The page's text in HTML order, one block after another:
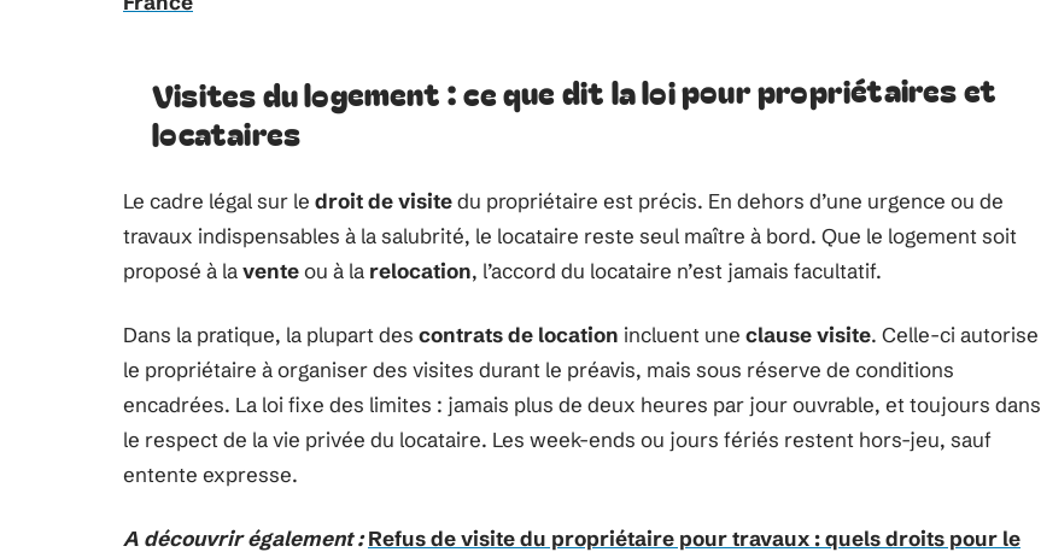
Visites du logement : ce que dit la loi pour propriétaires et
locataires
Le cadre légal sur le droit de visitedu propriétaire est précis. En dehors d’une urgence ou de
travaux indispensables à la salubrité, le locataire reste seul maître à bord. Que le logement soit
proposé à laventeou à la relocation, l’accord du locataire n’est jamais facultatif.
Dans la pratique, la plupart des contrats de location incluent une clause visite. Celle-ci autorise
le propriétaire à organiser des visites durant le préavis, mais sous réserve de conditions
encadrées. La loi fixe des limites : jamais plus de deux heures par jour ouvrable, et toujours dans
le respect de la vie privée du locataire. Les week-ends ou jours fériés restent hors-jeu, sauf
entente expresse.
A découvrir également : Refus de visite du propriétaire pour travaux : quels droits pour le